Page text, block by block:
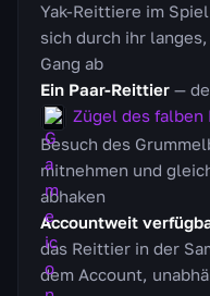
Yak-Reittiere im
sich durch ihr
Gang ab
Ein Paar-Reittier —
Zügel des falben
Besuch des
mitnehmen und
abhaken
Accountweit
das Reittier in der
dem Account,